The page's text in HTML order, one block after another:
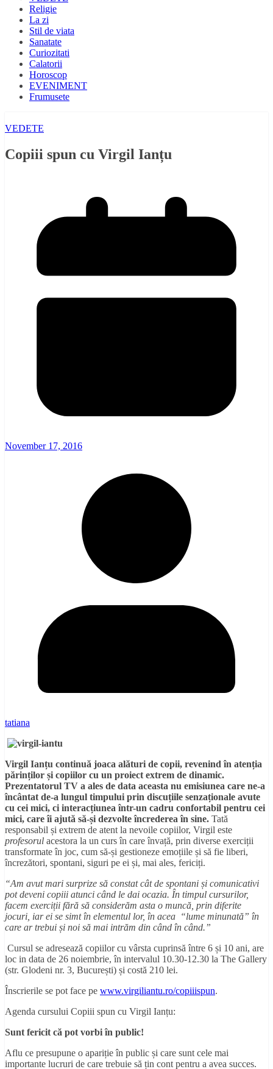
Religie
La zi
Stil de viata
Sanatate
Curiozitati
Calatorii
Horoscop
EVENIMENT
Frumusete
VEDETE
Copiii spun cu Virgil Ianțu
November 17, 2016
tatiana
Virgil Ianțu continuă joaca alături de copii, revenind în atenția
părinților și copiilor cu un proiect extrem de dinamic.
Prezentatorul TV a ales de data aceasta nu emisiunea care ne-a
încântat de-a lungul timpului prin discuțiile senzaționale avute
cu cei mici, ci interacțiunea într-un cadru confortabil pentru cei
mici, care îi ajută să-și dezvolte încrederea în sine. Tată
responsabil și extrem de atent la nevoile copiilor, Virgil este
profesorul acestora la un curs în care învață, prin diverse exerciții
transformate în joc, cum să-și gestioneze emoțiile și să fie liberi,
încrezători, spontani, siguri pe ei și, mai ales, fericiți.
“Am avut mari surprize să constat cât de spontani și comunicativi
pot deveni copiii atunci când le dai ocazia. În timpul cursurilor,
facem exerciții fără să considerăm asta o muncă, prin diferite
jocuri, iar ei se simt în elementul lor, în acea “lume minunată” în
care ar trebui și noi să mai intrăm din când în când.”
Cursul se adresează copiilor cu vârsta cuprinsă între 6 și 10 ani, are
loc in data de 26 noiembrie, în intervalul 10.30-12.30 la The Gallery
(str. Glodeni nr. 3, București) și costă 210 lei.
Înscrierile se pot face pe www.virgiliantu.ro/copiiispun.
Agenda cursului Copiii spun cu Virgil Ianțu:
Sunt fericit că pot vorbi în public!
Aflu ce presupune o apariție în public și care sunt cele mai
importante lucruri de care trebuie să țin cont pentru a avea succes.